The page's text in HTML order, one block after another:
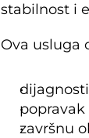
stabilnost i
Ova usluga
završnu